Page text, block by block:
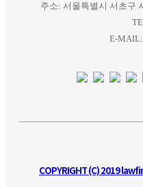
주소: 서울특별시 서초구
E-
COPYRIGHT (C) 2019